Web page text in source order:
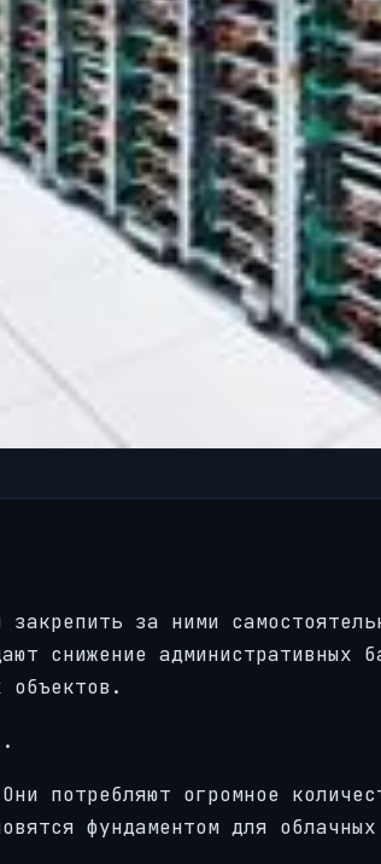
за ними
снижение административных
объектов.
потребляют огромное
фундаментом для